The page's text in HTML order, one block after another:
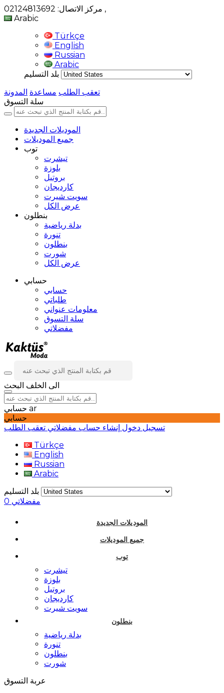
,
Arabic
Türkçe
English
Russian
Arabic
بلد التسليم
تعقب الطلب مساعدة المدونة
سلة التسوق
الموديلات الجديدة
جميع الموديلات
توب
تيشرت
بلوزة
بروتيل
كارديجان
سويت شيرت
عرض الكل
بنطلون
بدلة رياضية
تنورة
بنطلون
شورت
عرض الكل
حسابي
حسابي
طلباتي
معلومات عنواني
سلة التسوق
مفضلاتي
الى الخلف البحث
ar
حسابي
تسجيل دخول إنشاء حساب مفضلاتي تعقب الطلب
Türkçe
English
Russian
Arabic
بلد التسليم
مفضلاتي 0
الموديلات الجديدة
جميع الموديلات
توب
تيشرت
بلوزة
بروتيل
كارديجان
سويت شيرت
بنطلون
بدلة رياضية
تنورة
بنطلون
شورت
عربة التسوق